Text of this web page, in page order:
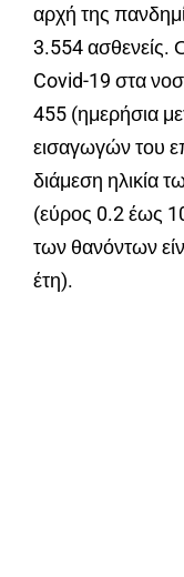
αρχή της
3.554 ασθενείς.
Covid-19 στα
455 (ημερήσια
εισαγωγών του
διάμεση ηλικία
(εύρος 0.2 έως
των θανόντων
έτη).